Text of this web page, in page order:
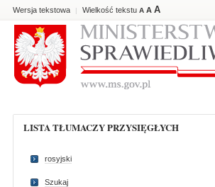
Wersja tekstowa | Wielkość tekstu A A A
LISTA TŁUMACZY PRZYSIĘGŁYCH
rosyjski
Szukaj